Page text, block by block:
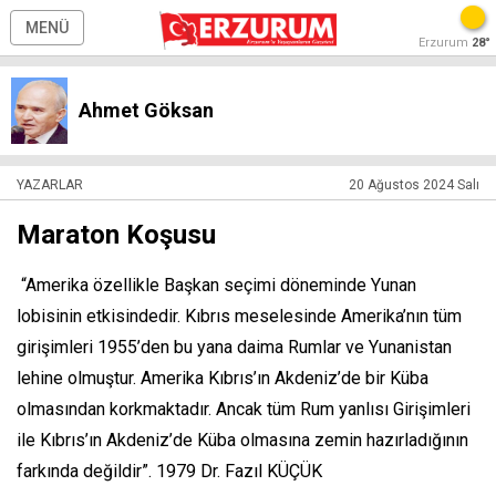
MENÜ
Erzurum 28°
Ahmet Göksan
YAZARLAR 20 Ağustos 2024 Salı
Maraton Koşusu
“Amerika özellikle Başkan seçimi döneminde Yunan
lobisinin etkisindedir. Kıbrıs meselesinde Amerika’nın tüm
girişimleri 1955’den bu yana daima Rumlar ve Yunanistan
lehine olmuştur. Amerika Kıbrıs’ın Akdeniz’de bir Küba
olmasından korkmaktadır. Ancak tüm Rum yanlısı Girişimleri
ile Kıbrıs’ın Akdeniz’de Küba olmasına zemin hazırladığının
farkında değildir”. 1979 Dr. Fazıl KÜÇÜK